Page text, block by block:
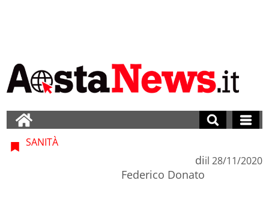
SANITÀ
di
Federico Donato
il 28/11/2020